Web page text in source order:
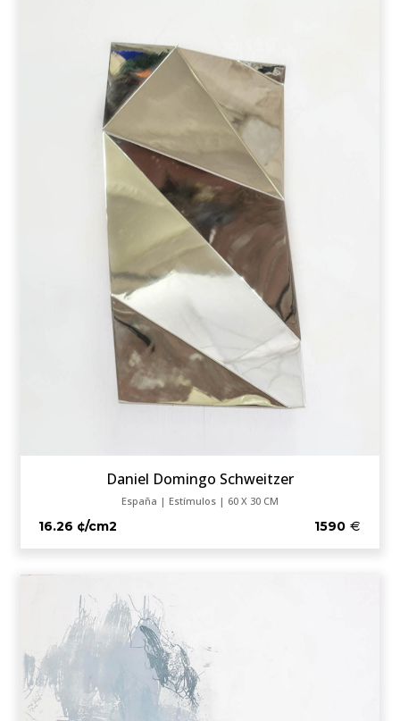
Daniel Domingo Schweitzer
España | Estímulos | 60 X 30 CM
16.26 ¢/cm2 1590